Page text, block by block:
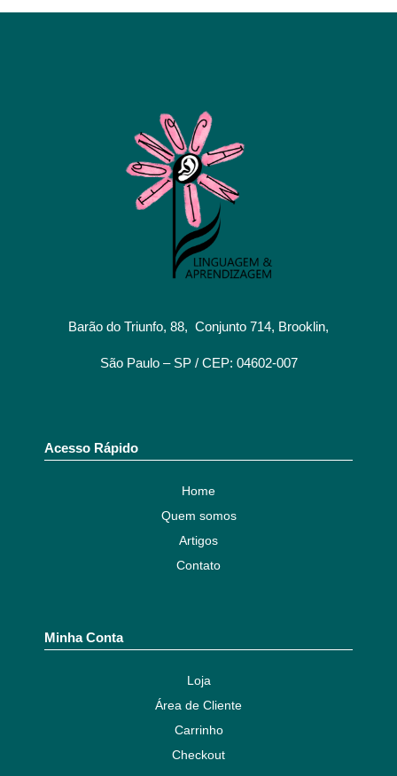
Barão do Triunfo, 88, Conjunto 714, Brooklin,
São Paulo – SP / CEP: 04602-007
Acesso Rápido
Home
Quem somos
Artigos
Contato
Minha Conta
Loja
Área de Cliente
Carrinho
Checkout